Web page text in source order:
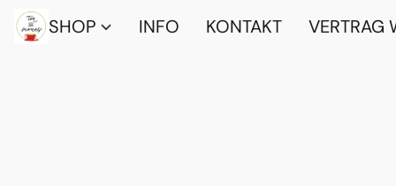
SHOP INFO KONTAKT VERTRAG